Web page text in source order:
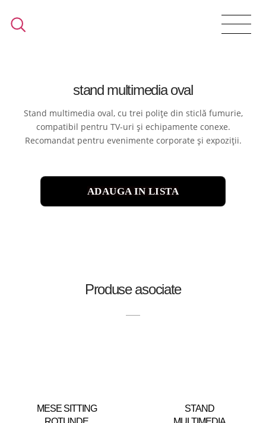
stand multimedia oval
Stand multimedia oval, cu trei polițe din sticlă fumurie,
compatibil pentru TV-uri și echipamente conexe.
Recomandat pentru evenimente corporate și expoziții.
ADAUGA IN LISTA
Produse asociate
MESE SITTING
STAND